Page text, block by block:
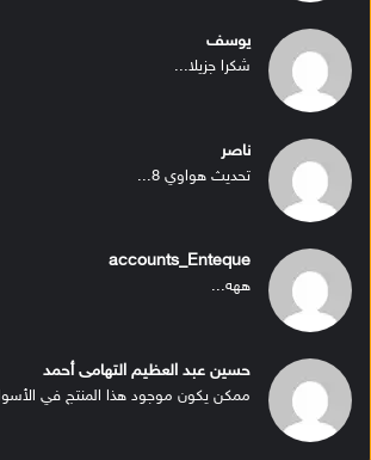
يوسف
شكرا جزيلا...
ناصر
تحديث هواوي 8...
accounts_Enteque
ههه...
حسين عبد العظيم التهامى أحمد
ممكن يكون موجود هذا المنتج في